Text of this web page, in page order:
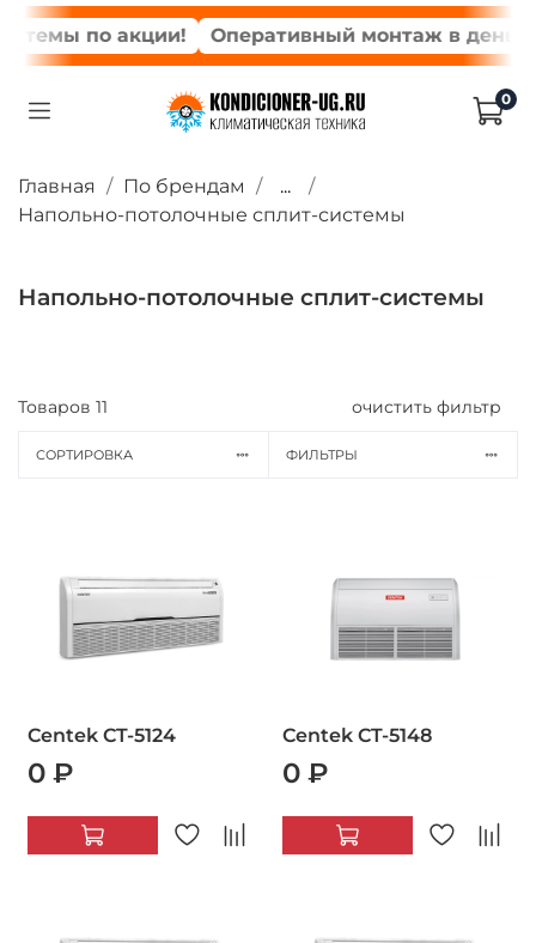
по акции! Оперативный монтаж в день
0
Главная По брендам
...
Напольно-потолочные сплит-системы
Напольно-потолочные сплит-системы
Товаров 11 очистить фильтр
СОРТИРОВКА ФИЛЬТРЫ
Centek CT-5124
0 ₽
Centek CT-5148
0 ₽